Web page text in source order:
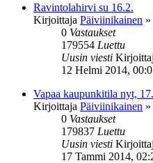
Ravintolahirvi su 16.2.
Kirjoittaja Päiviinikainen »
0 Vastaukset
179554 Luettu
Uusin viesti
12 Helmi 2014,
Vapaa kaupunkitila nyt,
Kirjoittaja Päiviinikainen »
0 Vastaukset
179837 Luettu
Uusin viesti
17 Tammi 2014,